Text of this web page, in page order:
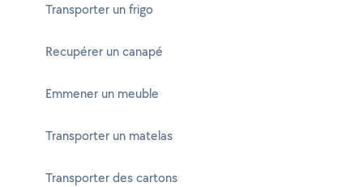
Transporter un frigo
Recupérer un canapé
Emmener un meuble
Transporter un matelas
Transporter des cartons